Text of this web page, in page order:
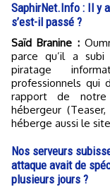
SaphirNet.Info : Il y
s’est-il passé ?
Saïd Branine :
parce qu’il a
piratage
professionnels qui
rapport de
hébergeur
héberge aussi le
Nos serveurs
attaque avait de
plusieurs jours ?